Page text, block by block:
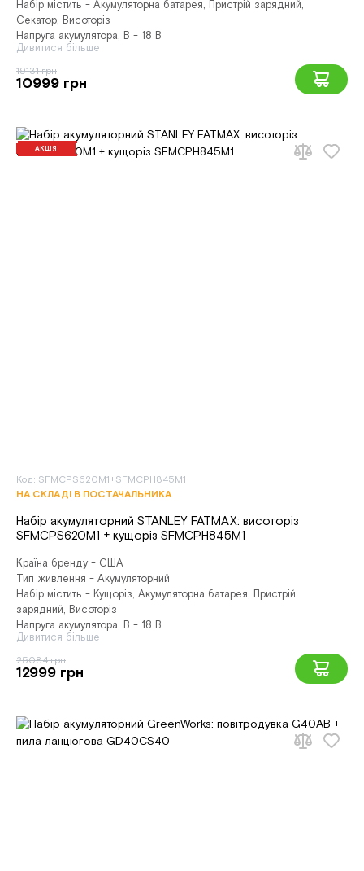
Набір містить - Акумуляторна батарея, Пристрій зарядний,
Секатор, Висоторіз
Напруга акумулятора, В - 18 В
Дивитися більше
19131 грн
10999 грн
АКЦІЯ
Код: SFMCPS620M1+SFMCPH845M1
НА СКЛАДІ В ПОСТАЧАЛЬНИКА
Набір акумуляторний STANLEY FATMAX: висоторіз
SFMCPS620M1 + кущоріз SFMCPH845M1
Країна бренду - США
Тип живлення - Акумуляторний
Набір містить - Кущоріз, Акумуляторна батарея, Пристрій
зарядний, Висоторіз
Напруга акумулятора, В - 18 В
Дивитися більше
25084 грн
12999 грн